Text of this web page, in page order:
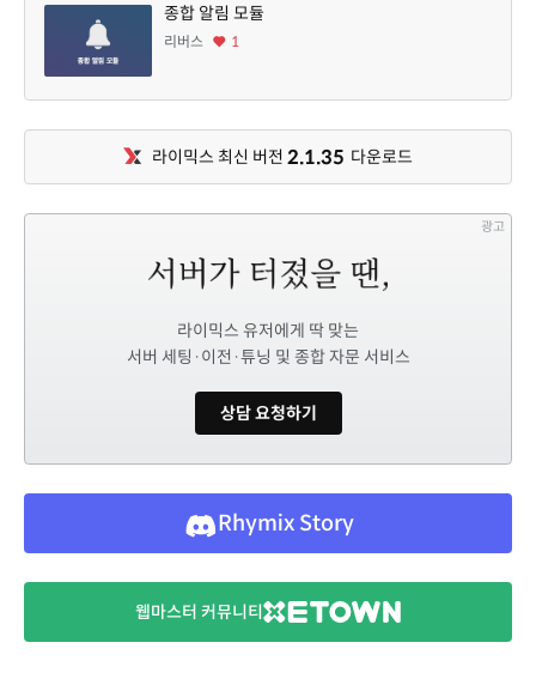
종합 알림 모듈
리버스 1
라이믹스 최신 버전 2.1.35 다운로드
광고
라이믹스 유저에게 딱 맞는
서버 세팅·이전·튜닝 및 종합 자문 서비스
상담 요청하기
Rhymix Story
웹마스터 커뮤니티